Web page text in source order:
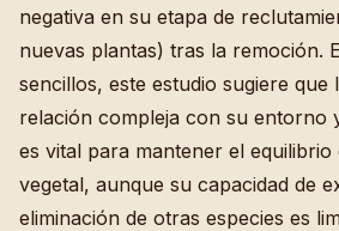
negativa en su etapa de
nuevas plantas) tras la remoción.
sencillos, este estudio sugiere que
relación compleja con su entorno
es vital para mantener el equilibrio
vegetal, aunque su capacidad de
eliminación de otras especies es